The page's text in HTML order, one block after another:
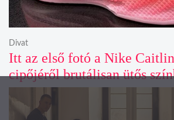
Itt az első fotó a Nike
cipőjéről brutálisan ütős
Divat